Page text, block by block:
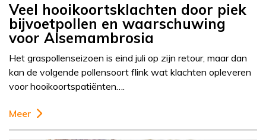
Veel hooikoortsklachten door piek
bijvoetpollen en waarschuwing
voor Alsemambrosia
Het graspollenseizoen is eind juli op zijn retour, maar dan
kan de volgende pollensoort flink wat klachten opleveren
voor hooikoortspatiënten….
Meer